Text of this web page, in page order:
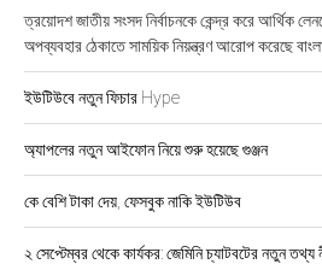
ত্রয়োদশ জাতীয় সংসদ নির্বাচনকে কেন্দ্র করে আর্থিক
অপব্যবহার ঠেকাতে সাময়িক নিয়ন্ত্রণ আরোপ করেছে
ইউটিউবে নতুন ফিচার Hype
অ্যাপলের নতুন আইফোন নিয়ে শুরু হয়েছে গুঞ্জন
কে বেশি টাকা দেয়, ফেসবুক নাকি ইউটিউব
২ সেপ্টেম্বর থেকে কার্যকর: জেমিনি চ্যাটবটের নতুন তথ্য